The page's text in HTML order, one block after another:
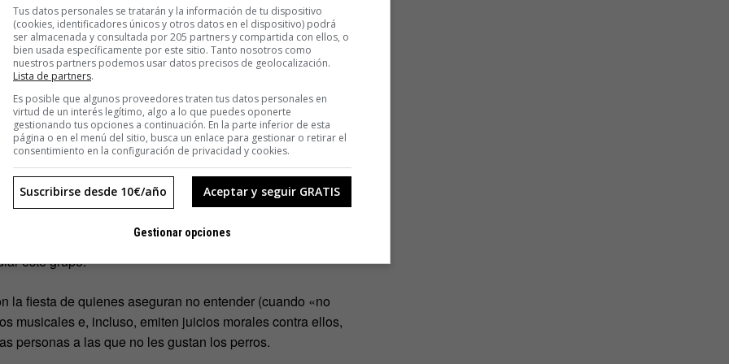
de adorar la música. Existencinco factores (motivos)
los pelos de punta. Por su capacidad de regular tu
temas que están de acuerdo con mis sensaciones de
y el movimiento. Por cuestiones sociales: ir a conciertos,
de cosas nuevas a través de la música», desgrana el
la afición musical, encontraron un porcentaje minoritario
este grupo.
la fiesta de quienes aseguran no entender (cuando «no
musicales e, incluso, emiten juicios morales contra ellos,
personas a las que no les gustan los perros.
Tus datos personales se tratarán y la información de tu dispositivo
(cookies, identificadores únicos y otros datos en el dispositivo) podrá
ser almacenada y consultada por 205 partners y compartida con ellos, o
bien usada específicamente por este sitio. Tanto nosotros como
nuestros partners podemos usar datos precisos de geolocalización.
Lista de partners.
Es posible que algunos proveedores traten tus datos personales en
virtud de un interés legítimo, algo a lo que puedes oponerte
gestionando tus opciones a continuación. En la parte inferior de esta
página o en el menú del sitio, busca un enlace para gestionar o retirar el
consentimiento en la configuración de privacidad y cookies.
Aceptar y seguir GRATIS
Suscribirse desde 10€/año
Gestionar opciones